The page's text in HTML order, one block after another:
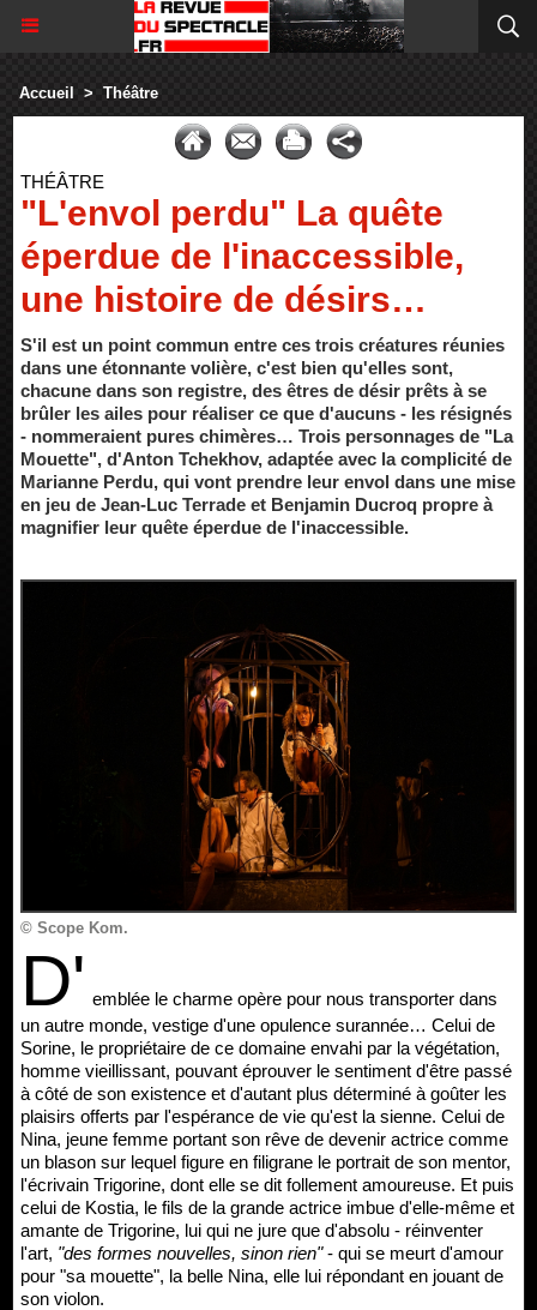
Accueil > Théâtre
THÉÂTRE
"L'envol perdu" La quête
éperdue de l'inaccessible,
une histoire de désirs…
S'il est un point commun entre ces trois créatures réunies
dans une étonnante volière, c'est bien qu'elles sont,
chacune dans son registre, des êtres de désir prêts à se
brûler les ailes pour réaliser ce que d'aucuns - les résignés
- nommeraient pures chimères… Trois personnages de "La
Mouette", d'Anton Tchekhov, adaptée avec la complicité de
Marianne Perdu, qui vont prendre leur envol dans une mise
en jeu de Jean-Luc Terrade et Benjamin Ducroq propre à
magnifier leur quête éperdue de l'inaccessible.
© Scope Kom.
D' emblée le charme opère pour nous transporter dans
un autre monde, vestige d'une opulence surannée… Celui de
Sorine, le propriétaire de ce domaine envahi par la végétation,
homme vieillissant, pouvant éprouver le sentiment d'être passé
à côté de son existence et d'autant plus déterminé à goûter les
plaisirs offerts par l'espérance de vie qu'est la sienne. Celui de
Nina, jeune femme portant son rêve de devenir actrice comme
un blason sur lequel figure en filigrane le portrait de son mentor,
l'écrivain Trigorine, dont elle se dit follement amoureuse. Et puis
celui de Kostia, le fils de la grande actrice imbue d'elle-même et
amante de Trigorine, lui qui ne jure que d'absolu - réinventer
l'art, "des formes nouvelles, sinon rien"- qui se meurt d'amour
pour "sa mouette", la belle Nina, elle lui répondant en jouant de
son violon.